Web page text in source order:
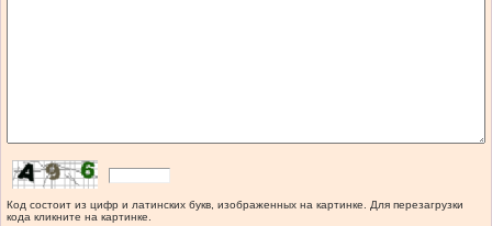
Код состоит из цифр и латинских букв, изображенных на картинке. Для перезагрузки
кода кликните на картинке.